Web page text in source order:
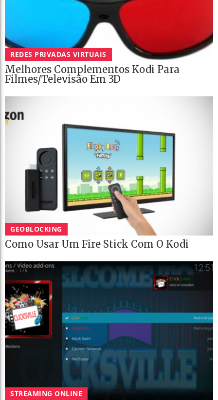
REDES PRIVADAS VIRTUAIS
Melhores Complementos Kodi Para
Filmes/televisão Em 3D
GEOBLOCKING
Como Usar Um Fire Stick Com O Kodi
STREAMING ONLINE